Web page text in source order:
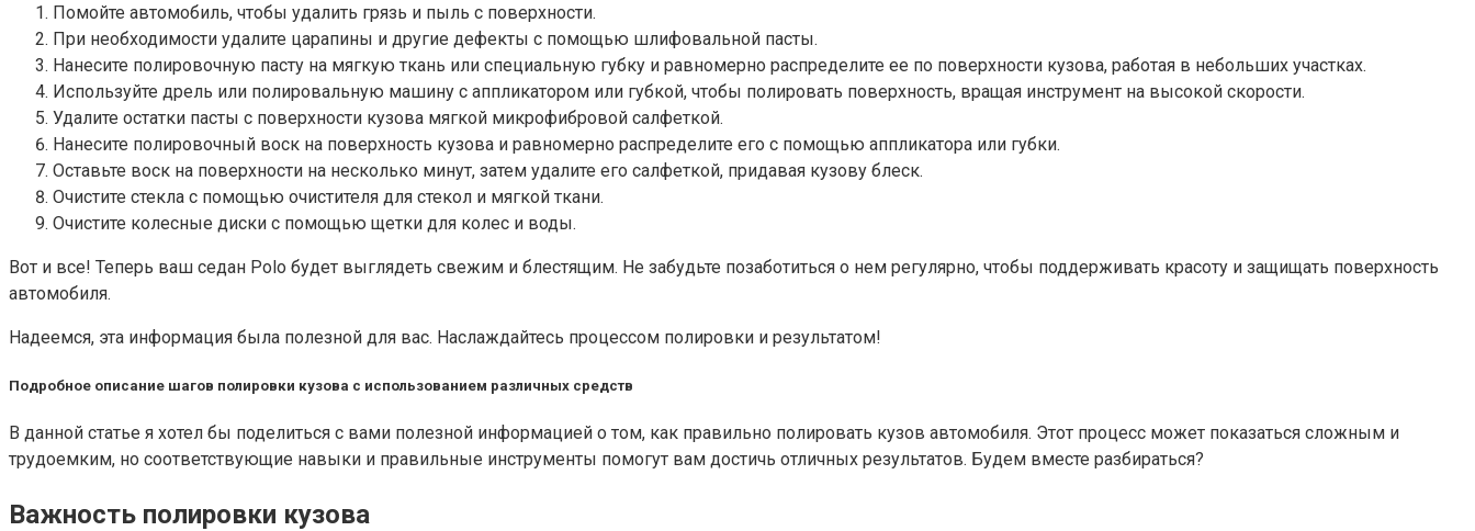
Помойте автомобиль, чтобы удалить грязь и пыль с поверхности.
При необходимости удалите царапины и другие дефекты с помощью шлифовальной пасты.
Нанесите полировочную пасту на мягкую ткань или специальную губку и равномерно распределите ее по поверхности кузова, работая в небольших участках.
Используйте дрель или полировальную машину с аппликатором или губкой, чтобы полировать поверхность, вращая инструмент на высокой скорости.
Удалите остатки пасты с поверхности кузова мягкой микрофибровой салфеткой.
Нанесите полировочный воск на поверхность кузова и равномерно распределите его с помощью аппликатора или губки.
Оставьте воск на поверхности на несколько минут, затем удалите его салфеткой, придавая кузову блеск.
Очистите стекла с помощью очистителя для стекол и мягкой ткани.
Очистите колесные диски с помощью щетки для колес и воды.
Вот и все! Теперь ваш седан Polo будет выглядеть свежим и блестящим. Не забудьте позаботиться о нем регулярно, чтобы поддерживать красоту и защищать поверхность
автомобиля.
Надеемся, эта информация была полезной для вас. Наслаждайтесь процессом полировки и результатом!
Подробное описание шагов полировки кузова с использованием различных средств
В данной статье я хотел бы поделиться с вами полезной информацией о том, как правильно полировать кузов автомобиля. Этот процесс может показаться сложным и
трудоемким, но соответствующие навыки и правильные инструменты помогут вам достичь отличных результатов. Будем вместе разбираться?
Важность полировки кузова